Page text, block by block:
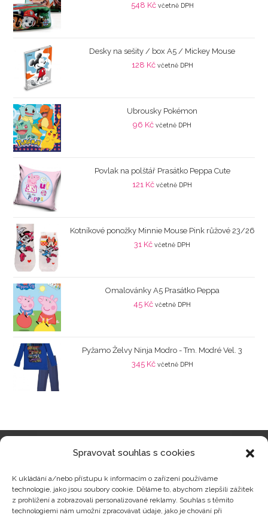
Spravovat souhlas s cookies
K ukládání a/nebo přístupu k informacím o zařízení používáme
technologie, jako jsou soubory cookie. Děláme to, abychom zlepšili zážitek
z prohlížení a zobrazovali personalizované reklamy. Souhlas s těmito
technologiemi nám umožní zpracovávat údaje, jako je chování při
548 Kč včetně DPH
Desky na sešity / box A5 / Mickey Mouse
128 Kč včetně DPH
Ubrousky Pokémon
96 Kč včetně DPH
Povlak na polštář Prasátko Peppa Cute
121 Kč včetně DPH
Kotníkové ponožky Minnie Mouse Pink růžové 23/26
31 Kč včetně DPH
Omalovánky A5 Prasátko Peppa
45 Kč včetně DPH
Pyžamo Želvy Ninja Modro - Tm. Modré Vel. 3
345 Kč včetně DPH